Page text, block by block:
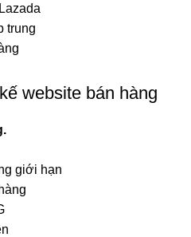
trung
website bán hàng
giới hạn